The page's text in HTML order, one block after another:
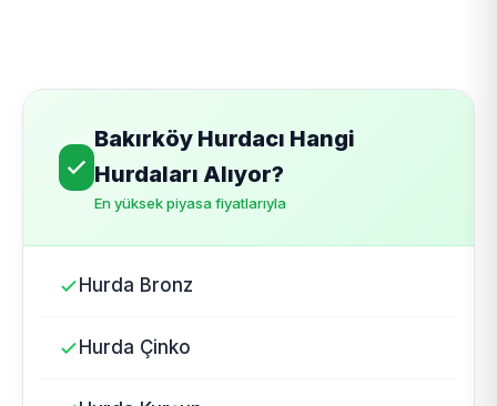
Bakırköy Hurdacı Hangi
Hurdaları Alıyor?
En yüksek piyasa fiyatlarıyla
Hurda Bronz
Hurda Çinko